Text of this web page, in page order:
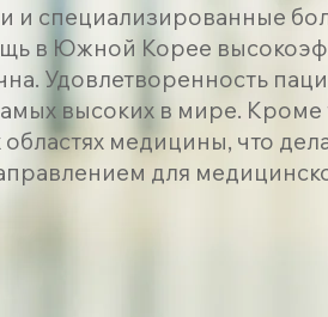
и специализированные
в Южной Корее
Удовлетворенность
высоких в мире. Кроме
медицины, что
для